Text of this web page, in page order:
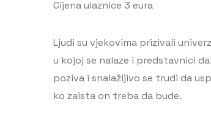
Cijena ulaznice 3 eura
Ljudi su vjekovima prizivali
u kojoj se nalaze i predstavnici
poziva i snalažljivo se trudi da
ko zaista on treba da bude.